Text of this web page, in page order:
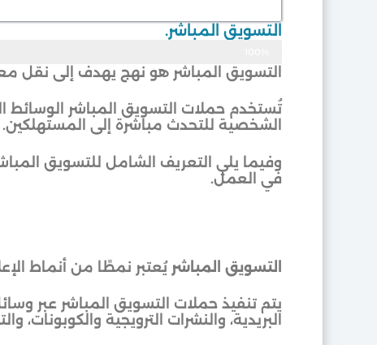
التسويق المباشر.
التسويق المباشر هو نهج يهدف إلى نقل
تُستخدم حملات التسويق المباشر الوسائط
الشخصية للتحدث مباشرة إلى المستهلكين.
وفيما يلي التعريف الشامل للتسويق
في العمل.
التسويق المباشر يُعتبر نمطًا من أنماط
يتم تنفيذ حملات التسويق المباشر عبر
البريدية، والنشرات الترويجية والكوبونات،